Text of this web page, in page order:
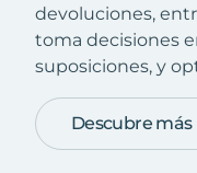
devoluciones,
toma decisiones
suposiciones, y
Descubre más